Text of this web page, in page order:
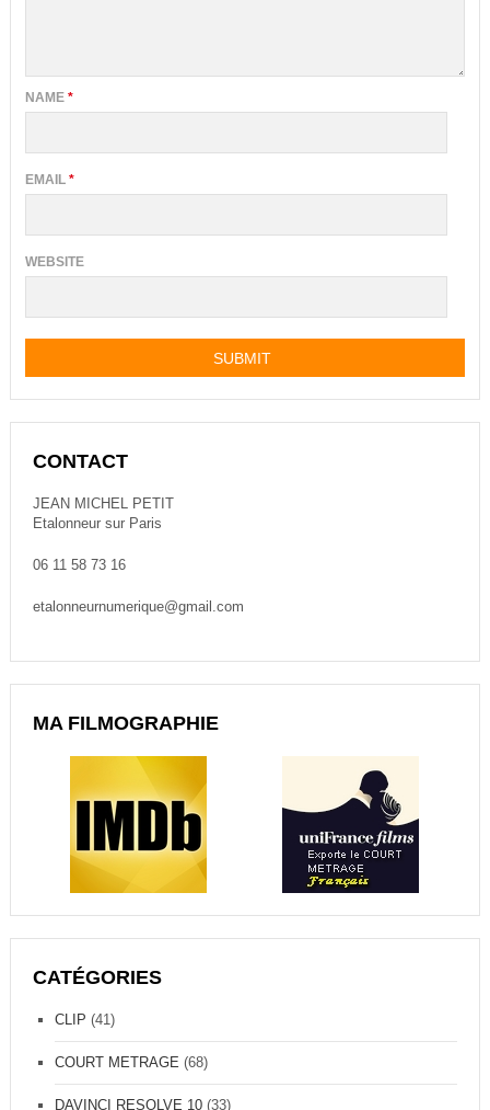
NAME *
EMAIL *
WEBSITE
CONTACT
JEAN MICHEL PETIT
Etalonneur sur Paris
06 11 58 73 16
etalonneurnumerique@gmail.com
MA FILMOGRAPHIE
CATÉGORIES
CLIP (41)
COURT METRAGE (68)
DAVINCI RESOLVE 10(33)